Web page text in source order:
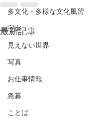
多文化・多様な文化風習
宇宙
見えない世界
写真
お仕事情報
急募
ことば
最新記事